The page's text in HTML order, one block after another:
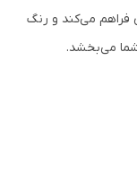
فراهم می‌کند و رنگ
می‌بخشد.